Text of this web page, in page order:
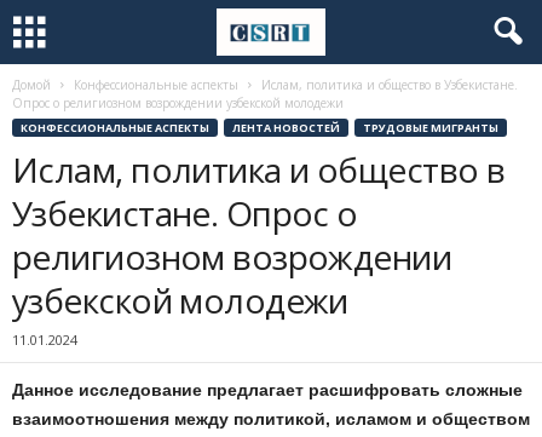
Домой Конфессиональные аспекты
Ислам, политика и общество в Узбекистане.
Опрос о религиозном возрождении узбекской молодежи
КОНФЕССИОНАЛЬНЫЕ АСПЕКТЫ ЛЕНТА НОВОСТЕЙ ТРУДОВЫЕ МИГРАНТЫ
Ислам, политика и общество в
Узбекистане. Опрос о
религиозном возрождении
узбекской молодежи
11.01.2024
Данное исследование предлагает расшифровать сложные
взаимоотношения между политикой, исламом и обществом